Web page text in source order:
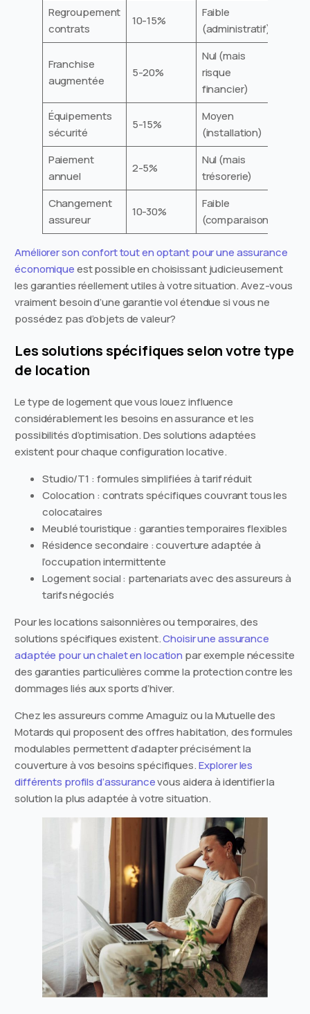
Regroupement
contrats
10-15%
Faible
(administratif)
Franchise
augmentée
5-20%
Nul (mais
risque
financier)
Équipements
sécurité
5-15%
Moyen
(installation)
Paiement
annuel
2-5%
Nul (mais
trésorerie)
Changement
assureur
10-30%
Faible
(comparaison)
Améliorer son confort tout en optant pour une assurance
économiqueest possible en choisissant judicieusement
les garanties réellement utiles à votre situation. Avez-vous
vraiment besoin d’une garantie vol étendue si vous ne
possédez pas d’objets de valeur?
Les solutions spécifiques selon votre type
de location
Le type de logement que vous louez influence
considérablement les besoins en assurance et les
possibilités d’optimisation. Des solutions adaptées
existent pour chaque configuration locative.
Studio/T1 : formules simplifiées à tarif réduit
Colocation : contrats spécifiques couvrant tous les
colocataires
Meublé touristique : garanties temporaires flexibles
Résidence secondaire : couverture adaptée à
l’occupation intermittente
Logement social : partenariats avec des assureurs à
tarifs négociés
Pour les locations saisonnières ou temporaires, des
solutions spécifiques existent.Choisir une assurance
adaptée pour un chalet en location par exemple nécessite
des garanties particulières comme la protection contre les
dommages liés aux sports d’hiver.
Chez les assureurs comme Amaguiz ou la Mutuelle des
Motards qui proposent des offres habitation, des formules
modulables permettent d’adapter précisément la
couverture à vos besoins spécifiques.Explorer les
différents profils d’assurancevous aidera à identifier la
solution la plus adaptée à votre situation.